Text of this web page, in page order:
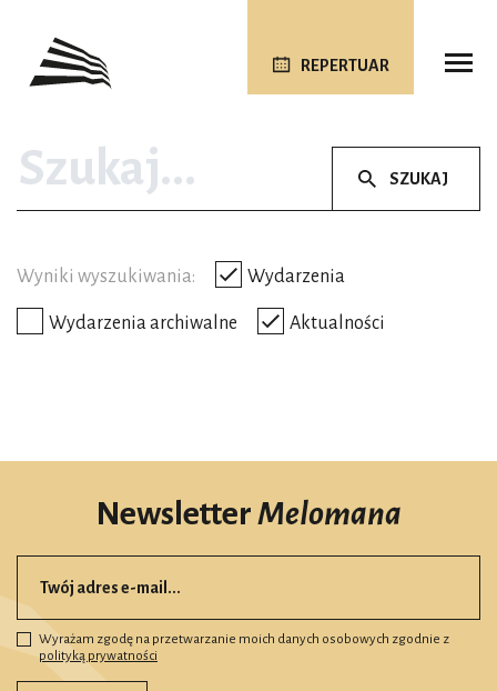
REPERTUAR
SZUKAJ
Wyniki wyszukiwania: Wydarzenia
Wydarzenia archiwalne Aktualności
NewsletterMelomana
Wyrażam zgodę na przetwarzanie moich danych osobowych zgodnie z
polityką prywatności